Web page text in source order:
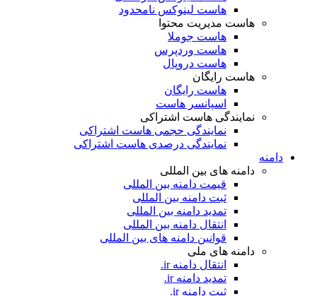
هاست لینوکس نامحدود
هاست مدیریت محتوا
هاست جوملا
هاست وردپرس
هاست دروپال
هاست رایگان
هاست رایگان
اسپانسر هاست
نمایندگی هاست اشتراکی
نمایندگی حجمی هاست اشتراکی
نمایندگی درصدی هاست اشتراکی
دامنه
دامنه های بین المللی
قیمت دامنه بین المللی
ثبت دامنه بین المللی
تمدید دامنه بین المللی
انتقال دامنه بین المللی
قوانین دامنه های بین المللی
دامنه های ملی
انتقال دامنه ir.
تمدید دامنه ir.
ثبت دامنه ir.